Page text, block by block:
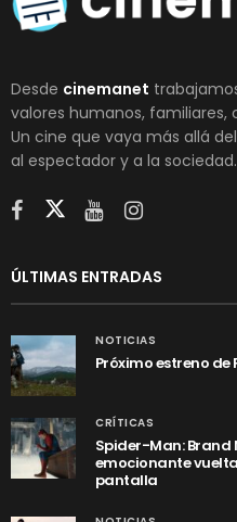
Desde cinemanet
valores humanos, familiares,
Un cine que vaya más allá
al espectador y a la sociedad.
ÚLTIMAS ENTRADAS
NOTICIAS
Próximo estreno de
CRÍTICAS
Spider-Man: Brand
emocionante
pantalla